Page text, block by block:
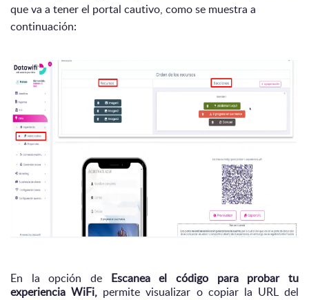
que va a tener el portal cautivo, como se muestra a
continuación:
En la opción de Escanea el código para probar tu
experiencia WiFi, permite visualizar o copiar la URL del